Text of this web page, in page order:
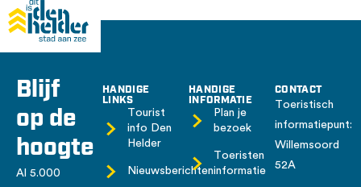
Blijf
op de
hoogte
Al 5.000
HANDIGE
LINKS
Tourist
info Den
Helder
Nieuwsberichten
HANDIGE
INFORMATIE
Plan je
bezoek
Toeristen
informatie
CONTACT
Toeristisch
informatiepunt:
Willemsoord
52A